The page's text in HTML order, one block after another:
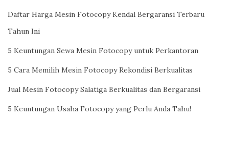
Daftar Harga Mesin Fotocopy Kendal Bergaransi Terbaru
Tahun Ini
5 Keuntungan Sewa Mesin Fotocopy untuk Perkantoran
5 Cara Memilih Mesin Fotocopy Rekondisi Berkualitas
Jual Mesin Fotocopy Salatiga Berkualitas dan Bergaransi
5 Keuntungan Usaha Fotocopy yang Perlu Anda Tahu!